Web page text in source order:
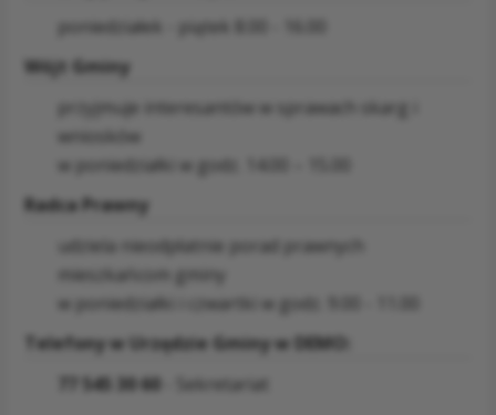
poniedziałek - piątek 8.00 - 16.00
Wójt Gminy
przyjmuje interesantów w sprawach skarg i
wniosków
w poniedziałki w godz. 14.00 – 15.00
Radca Prawny
udziela nieodpłatnie porad prawnych
mieszkańcom gminy
w poniedziałki i czwartki w godz. 9.00 - 11.00
Telefony w Urzędzie Gminy w DEMO:
77 545 30 60 - Sekretariat